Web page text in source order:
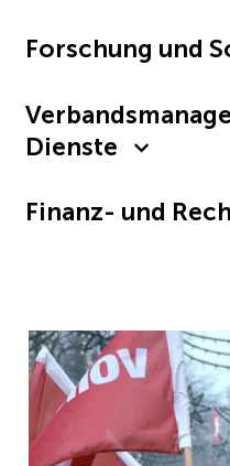
Forschung und
Dienste
Finanz- und